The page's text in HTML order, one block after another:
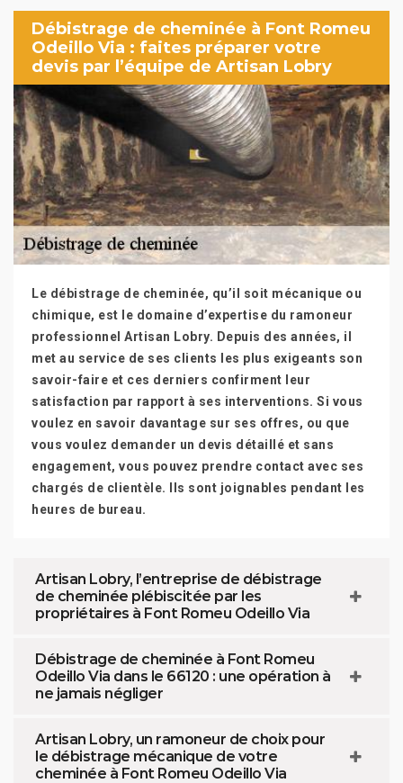
Débistrage de cheminée à Font Romeu
Odeillo Via : faites préparer votre
devis par l’équipe de Artisan Lobry
Le débistrage de cheminée, qu’il soit mécanique ou
chimique, est le domaine d’expertise du ramoneur
professionnel Artisan Lobry. Depuis des années, il
met au service de ses clients les plus exigeants son
savoir-faire et ces derniers confirment leur
satisfaction par rapport à ses interventions. Si vous
voulez en savoir davantage sur ses offres, ou que
vous voulez demander un devis détaillé et sans
engagement, vous pouvez prendre contact avec ses
chargés de clientèle. Ils sont joignables pendant les
heures de bureau.
Artisan Lobry, l’entreprise de débistrage
de cheminée plébiscitée par les
propriétaires à Font Romeu Odeillo Via
Débistrage de cheminée à Font Romeu
Odeillo Via dans le 66120 : une opération à
ne jamais négliger
Artisan Lobry, un ramoneur de choix pour
le débistrage mécanique de votre
cheminée à Font Romeu Odeillo Via